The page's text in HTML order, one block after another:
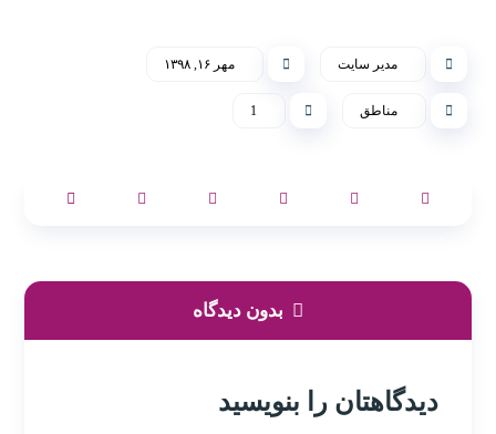
مدیر سایت مهر ۱۶, ۱۳۹۸
مناطق 1
بدون دیدگاه
دیدگاهتان را بنویسید